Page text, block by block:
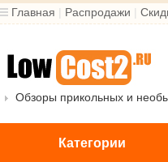
Главная | Распродажи |
Обзоры прикольных и
Категории